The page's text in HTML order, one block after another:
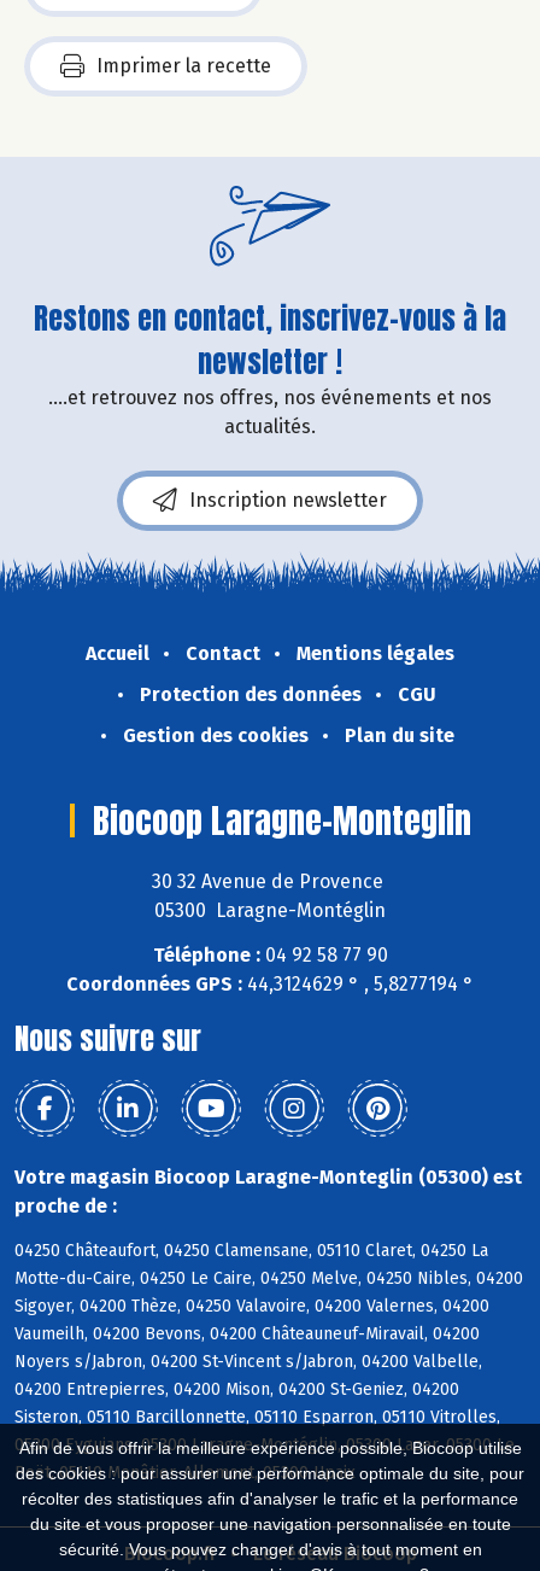
Afin de vous offrir la meilleure expérience possible, Biocoop utilise
des cookies : pour assurer une performance optimale du site, pour
récolter des statistiques afin d'analyser le trafic et la performance
du site et vous proposer une navigation personnalisée en toute
sécurité. Vous pouvez changer d'avis à tout moment en
Imprimer la recette
Restons en contact, inscrivez-vous à la
newsletter !
....et retrouvez nos offres, nos événements et nos
actualités.
Inscription newsletter
Accueil Contact
Mentions légales
Protection des données
CGU
Gestion des cookies
Plan du site
Biocoop Laragne-Monteglin
30 32 Avenue de Provence
05300 Laragne-Montéglin
Téléphone :04 92 58 77 90
Coordonnées GPS : 44,3124629 ° , 5,8277194 °
Nous suivre sur
Votre magasin Biocoop Laragne-Monteglin (05300) est
proche de :
04250 Châteaufort, 04250 Clamensane, 05110 Claret, 04250 La
Motte-du-Caire, 04250 Le Caire, 04250 Melve, 04250 Nibles, 04200
Sigoyer, 04200 Thèze, 04250 Valavoire, 04200 Valernes, 04200
Vaumeilh, 04200 Bevons, 04200 Châteauneuf-Miravail, 04200
Noyers s/Jabron, 04200 St-Vincent s/Jabron, 04200 Valbelle,
04200 Entrepierres, 04200 Mison, 04200 St-Geniez, 04200
Sisteron, 05110 Barcillonnette, 05110 Esparron, 05110 Vitrolles,
05300 Eyguians, 05300 Laragne-Montéglin, 05300 Lazer, 05300 Le
Poët, 05110 Monêtier-Allemont, 05300 Upaix
Biocoop.fr Le réseau Biocoop